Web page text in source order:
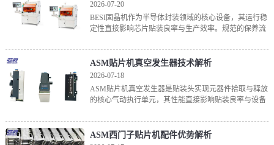
2026-07-20
BESI固晶机作为半导体封装领域的核心设备，其运行稳
定性直接影响芯片贴装良率与生产效率。规范的保养流
件维护、精度校准及操作规范四个维度落实关键事项。
日常
ASM贴片机真空发生器技术解析
2026-07-18
ASM贴片机真空发生器是贴装头实现元器件拾取与释放
的核心气动执行单元，其性能直接影响贴装良率与设备
压，为吸嘴提供吸附力；同时通过电磁阀控制活塞杆位
置，切
ASM西门子贴片机配件优势解析